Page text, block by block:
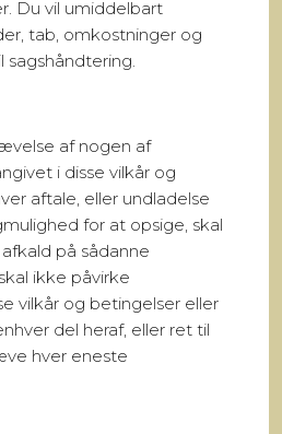
Du vil umiddelbart
tab, omkostninger og
af nogen af
i disse vilkår og
aftale, eller undladelse
for at opsige, skal
på sådanne
ikke påvirke
vilkår og betingelser eller
del heraf, eller ret til
hver eneste